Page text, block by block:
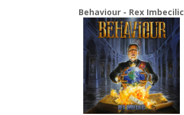
Behaviour - Rex Imbecilic